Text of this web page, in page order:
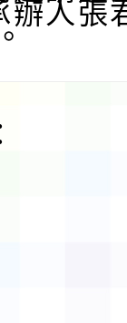
辦人張